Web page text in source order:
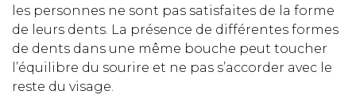
les personnes ne sont pas satisfaites de la forme
de leurs dents. La présence de différentes formes
de dents dans une même bouche peut toucher
l’équilibre du sourire et ne pas s’accorder avec le
reste du visage.